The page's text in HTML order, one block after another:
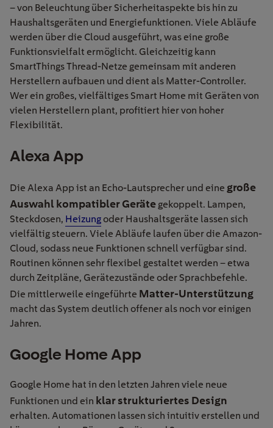
– von Beleuchtung über Sicherheitaspekte bis hin zu
Haushaltsgeräten und Energiefunktionen. Viele Abläufe
werden über die Cloud ausgeführt, was eine große
Funktionsvielfalt ermöglicht. Gleichzeitig kann
SmartThings Thread-Netze gemeinsam mit anderen
Herstellern aufbauen und dient als Matter-Controller.
Wer ein großes, vielfältiges Smart Home mit Geräten von
vielen Herstellern plant, profitiert hier von hoher
Flexibilität.
Alexa App
Die Alexa App ist an Echo-Lautsprecher und eine große
Auswahl kompatibler Geräte gekoppelt. Lampen,
Steckdosen, Heizung oder Haushaltsgeräte lassen sich
vielfältig steuern. Viele Abläufe laufen über die Amazon-
Cloud, sodass neue Funktionen schnell verfügbar sind.
Routinen können sehr flexibel gestaltet werden – etwa
durch Zeitpläne, Gerätezustände oder Sprachbefehle.
Die mittlerweile eingeführte Matter-Unterstützung
macht das System deutlich offener als noch vor einigen
Jahren.
Google Home App
Google Home hat in den letzten Jahren viele neue
Funktionen und ein klar strukturiertes Design
erhalten. Automationen lassen sich intuitiv erstellen und